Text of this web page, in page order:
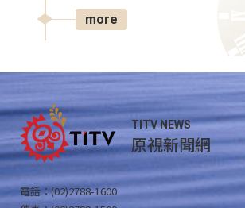
more
TITV NEWS
原視新聞網
電話：(02)2788-1600